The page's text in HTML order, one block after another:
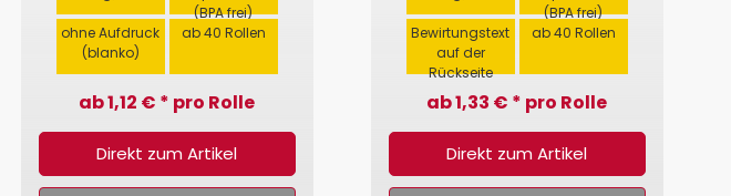
(BPA frei)
ohne Aufdruck
(blanko)
ab 40 Rollen
ab 1,12 € * pro Rolle
Direkt zum Artikel
(BPA frei)
Bewirtungstext
auf der
Rückseite
ab 40 Rollen
ab 1,33 € * pro Rolle
Direkt zum Artikel